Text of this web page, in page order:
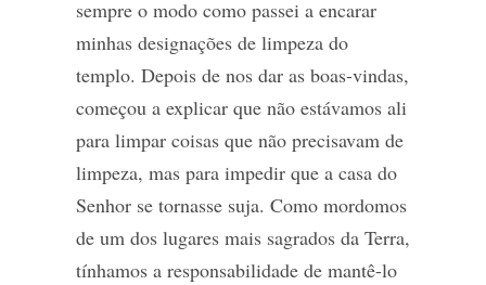
sempre o modo como passei a encarar
minhas designações de limpeza do
templo. Depois de nos dar as boas-vindas,
começou a explicar que não estávamos ali
para limpar coisas que não precisavam de
limpeza, mas para impedir que a casa do
Senhor se tornasse suja. Como mordomos
de um dos lugares mais sagrados da Terra,
tínhamos a responsabilidade de mantê-lo